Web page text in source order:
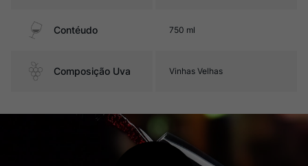
Contéudo 750 ml
Composição Uva Vinhas Velhas